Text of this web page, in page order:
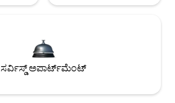
ಸರ್ವಿಸ್ಡ್ ಅಪಾರ್ಟ್‌ಮೆಂಟ್